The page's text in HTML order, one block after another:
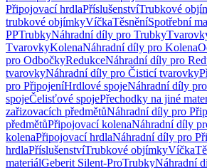
Připojovací hrdlaPříslušenstvíTrubkové
trubkové objímkyVíčkaTěsněníSpotřební
PPTrubkyNáhradní díly pro Trubky
TvarovkyKolenaNáhradní díly pro Kolena
pro OdbočkyRedukceNáhradní díly pro
tvarovkyNáhradní díly pro Čisticí tvarovky
pro PřipojeníHrdlové spojeNáhradní díly
spojeČelisťové spojePřechodky na jiné
zařizovacích předmětůNáhradní díly pro
předmětůPřipojovací kolenaNáhradní díly
kolenaPřipojovací hrdlaNáhradní díly pro
hrdlaPříslušenstvíTrubkové objímkyVíčka
materiálGeberit Silent-ProTrubkyNáhradní